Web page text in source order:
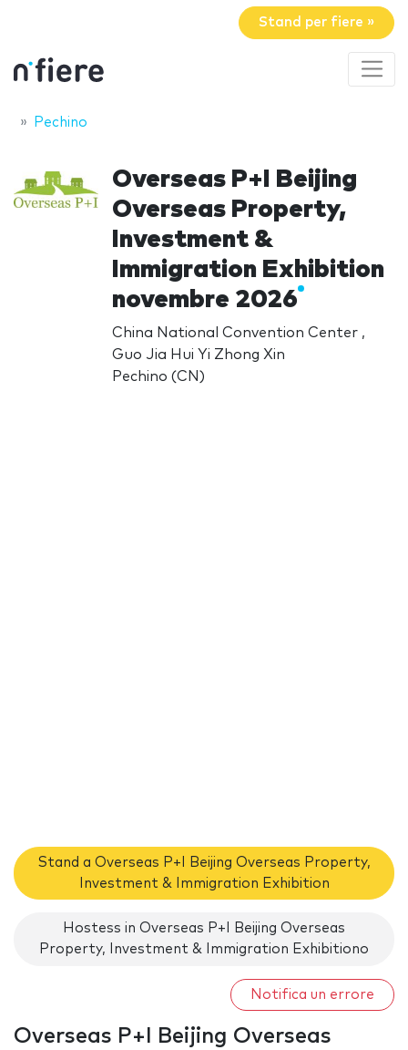
Stand per fiere »
Pechino
Overseas P+I Beijing
Overseas Property,
Investment &
Immigration Exhibition
novembre 2026
China National Convention Center ,
Guo Jia Hui Yi Zhong Xin
Pechino (CN)
Stand a Overseas P+I Beijing Overseas Property,
Investment & Immigration Exhibition
Hostess in Overseas P+I Beijing Overseas
Property, Investment & Immigration Exhibitiono
Notifica un errore
Overseas P+I Beijing Overseas